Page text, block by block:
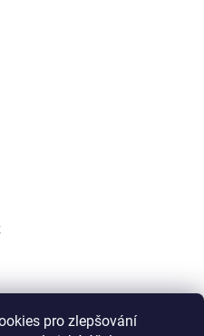
pro zlepšování
Shoptet